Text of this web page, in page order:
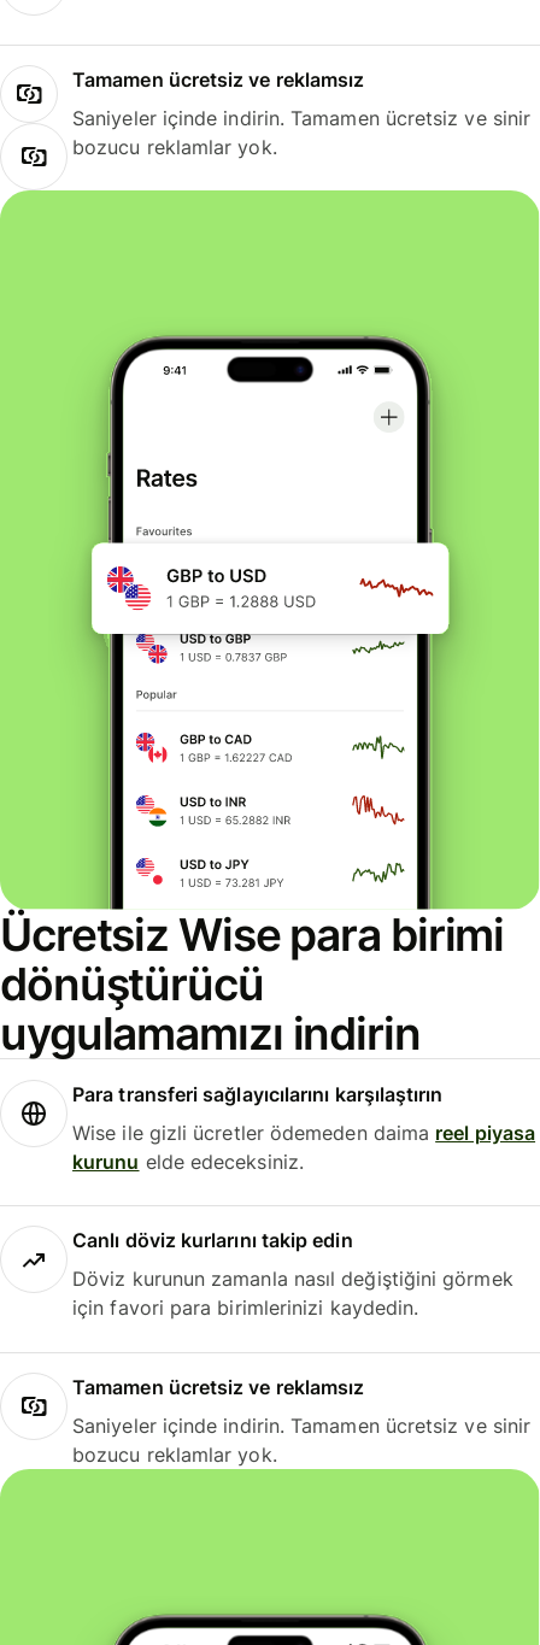
Tamamen ücretsiz ve reklamsız
Saniyeler içinde indirin. Tamamen ücretsiz ve sinir
bozucu reklamlar yok.
Ücretsiz Wise para birimi
dönüştürücü
uygulamamızı indirin
Para transferi sağlayıcılarını karşılaştırın
Wise ile gizli ücretler ödemeden daima reel piyasa
kurunu elde edeceksiniz.
Canlı döviz kurlarını takip edin
Döviz kurunun zamanla nasıl değiştiğini görmek
için favori para birimlerinizi kaydedin.
Tamamen ücretsiz ve reklamsız
Saniyeler içinde indirin. Tamamen ücretsiz ve sinir
bozucu reklamlar yok.